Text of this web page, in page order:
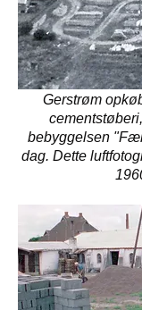
Gerstrøm
bebyggelsen
dag. Dette